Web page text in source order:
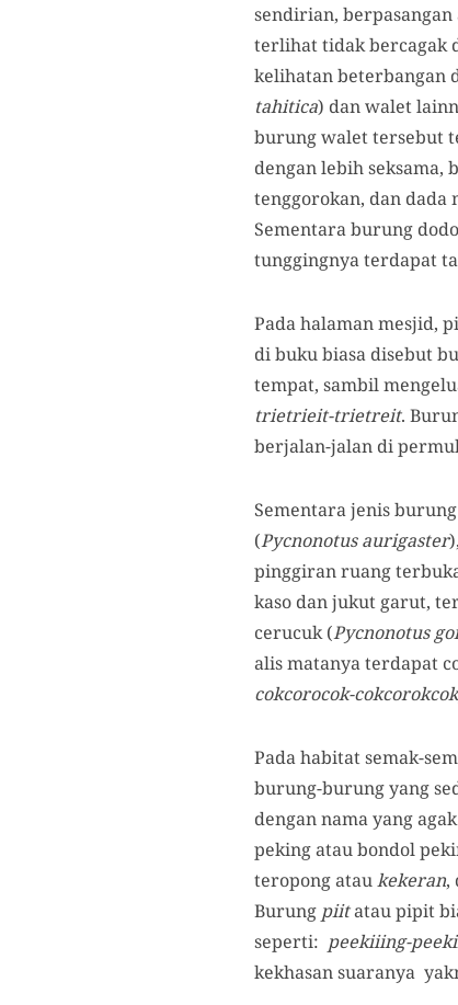
sendirian,
terlihat tidak bercagak
kelihatan beterbangan
tahitica) dan walet
burung walet tersebut
dengan lebih seksama,
tenggorokan, dan
Sementara burung
tunggingnya terdapat
Pada halaman mesjid,
di buku biasa disebut
tempat, sambil
trietrieit-trietreit.
berjalan-jalan di
Sementara jenis
(Pycnonotus aurigaster
pinggiran ruang
kaso dan jukut garut,
cerucuk (Pycnonotus
alis matanya terdapat
cokcorocok-
Pada habitat semak-
burung-burung yang
dengan nama yang
peking atau bondol
teropong ataukekeran,
Burung piitatau pipit
seperti: peekiiing-
kekhasan suaranya